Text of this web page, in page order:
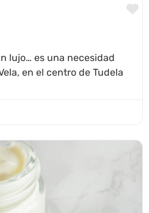
lujo… es una necesidad
en el centro de Tudela